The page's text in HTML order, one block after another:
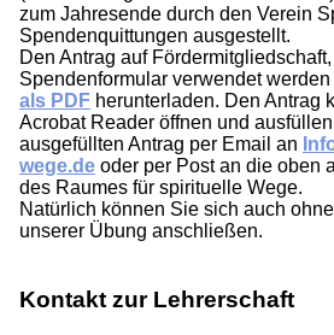
zum Jahresende durch den Verein
Spendenquittungen ausgestellt.
Den Antrag auf
Spendenformular verwendet
als PDF herunterladen. Den Antrag
Acrobat Reader öffnen und
ausgefüllten Antrag per Email an
wege.de oder per Post an die oben
des Raumes für spirituelle Wege.
Natürlich können Sie sich auch
unserer Übung anschließen.
Kontakt zur Lehrerschaft